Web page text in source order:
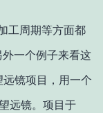
工周期等方面都
一个例子来看这
镜项目，用一个
远镜。项目于